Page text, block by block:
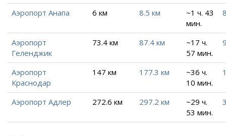
Аэропорт Анапа 6 км 8.5 км
~1 ч. 43
мин.
Аэропорт
Геленджик
73.4 км 87.4 км
~17 ч.
57 мин.
Аэропорт
Краснодар
147 км 177.3 км
~36 ч.
10 мин.
Аэропорт Адлер 272.6 км 297.2 км
~29 ч.
53 мин.